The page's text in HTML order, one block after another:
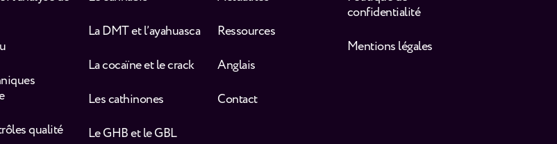
qualité
La DMT et l’ayahuasca
La cocaïne et le crack
Les cathinones
Le GHB et le GBL
Ressources
Anglais
Contact
confidentialité
Mentions légales